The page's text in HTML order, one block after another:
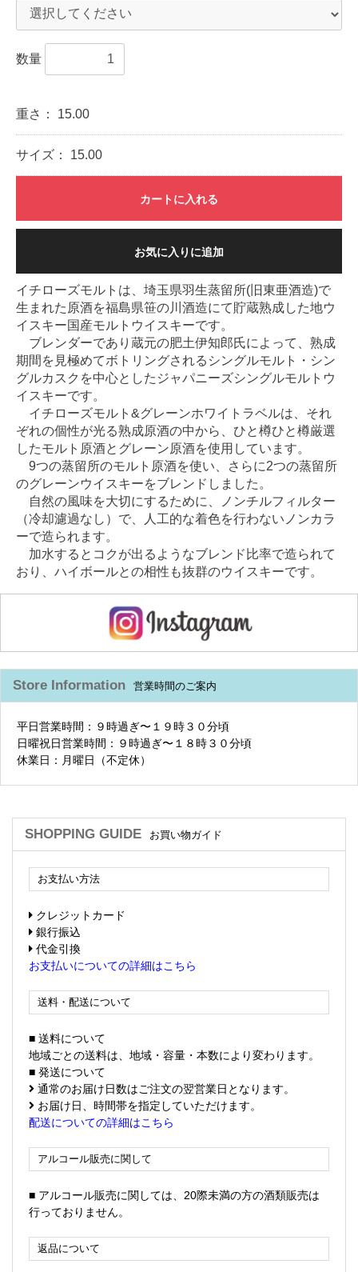
数量
重さ： 15.00
サイズ： 15.00
カートに入れる
お気に入りに追加
イチローズモルトは、埼玉県羽生蒸留所(旧東亜酒造)で
生まれた原酒を福島県笹の川酒造にて貯蔵熟成した地ウ
イスキー国産モルトウイスキーです。
ブレンダーであり蔵元の肥土伊知郎氏によって、熟成
期間を見極めてボトリングされるシングルモルト・シン
グルカスクを中心としたジャパニーズシングルモルトウ
イスキーです。
イチローズモルト&グレーンホワイトラベルは、それ
ぞれの個性が光る熟成原酒の中から、ひと樽ひと樽厳選
したモルト原酒とグレーン原酒を使用しています。
9つの蒸留所のモルト原酒を使い、さらに2つの蒸留所
のグレーンウイスキーをブレンドしました。
自然の風味を大切にするために、ノンチルフィルター
（冷却濾過なし）で、人工的な着色を行わないノンカラ
ーで造られます。
加水するとコクが出るようなブレンド比率で造られて
おり、ハイボールとの相性も抜群のウイスキーです。
Store Information 営業時間のご案内
平日営業時間：９時過ぎ〜１９時３０分頃
日曜祝日営業時間：９時過ぎ〜１８時３０分頃
休業日：月曜日（不定休）
SHOPPING GUIDE お買い物ガイド
お支払い方法
クレジットカード
銀行振込
代金引換
お支払いについての詳細はこちら
送料・配送について
■ 送料について
地域ごとの送料は、地域・容量・本数により変わります。
■ 発送について
通常のお届け日数はご注文の翌営業日となります。
お届け日、時間帯を指定していただけます。
配送についての詳細はこちら
アルコール販売に関して
■ アルコール販売に関しては、20際未満の方の酒類販売は
行っておりません。
返品について